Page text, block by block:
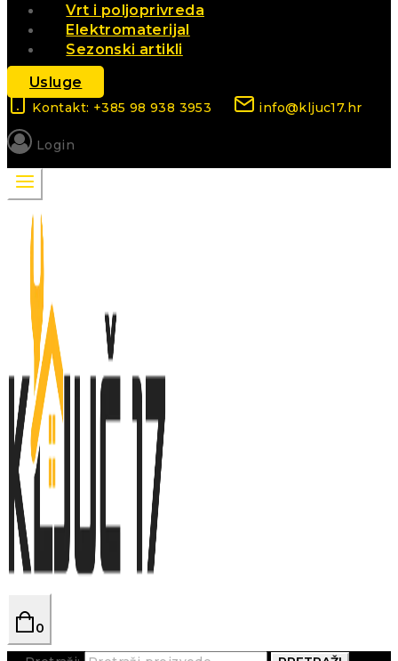
Vrt i poljoprivreda
Elektromaterijal
Sezonski artikli
Usluge
Kontakt: +385 98 938 3953 info@kljuc17.hr
Login
0